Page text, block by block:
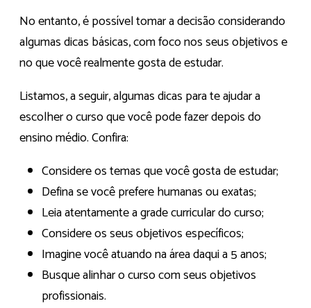
No entanto, é possível tomar a decisão considerando
algumas dicas básicas, com foco nos seus objetivos e
no que você realmente gosta de estudar.
Listamos, a seguir, algumas dicas para te ajudar a
escolher o curso que você pode fazer depois do
ensino médio. Confira:
Considere os temas que você gosta de estudar;
Defina se você prefere humanas ou exatas;
Leia atentamente a grade curricular do curso;
Considere os seus objetivos específicos;
Imagine você atuando na área daqui a 5 anos;
Busque alinhar o curso com seus objetivos
profissionais.